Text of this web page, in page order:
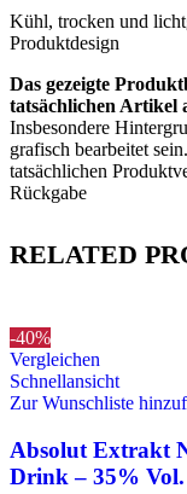
Kühl, trocken und
Produktdesign
Das gezeigte
tatsächlichen Artikel
Insbesondere
grafisch bearbeitet
tatsächlichen
Rückgabe
RELATED
-40%
Vergleichen
Schnellansicht
Zur Wunschliste
Absolut Extrakt
Drink – 35%